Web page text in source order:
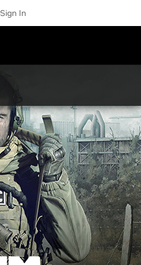
Sign In